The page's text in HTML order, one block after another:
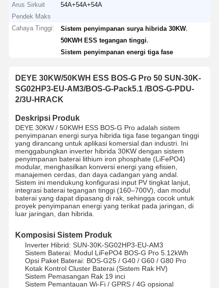
Arus Sirkuit
Pendek Maks
54A+54A+54A
Cahaya Tinggi: Sistem penyimpanan surya hibrida 30KW,
50KWH ESS tegangan tinggi
Sistem penyimpanan energi tiga fase
DEYE 30KW/50KWH ESS BOS-G Pro 50 SUN-30K-
SG02HP3-EU-AM3/BOS-G-Pack5.1 /BOS-G-PDU-
2/3U-HRACK
Deskripsi Produk
DEYE 30KW / 50KWH ESS BOS-G Pro adalah sistem
penyimpanan energi surya hibrida tiga fase tegangan tinggi
yang dirancang untuk aplikasi komersial dan industri. Ini
menggabungkan inverter hibrida 30KW dengan sistem
penyimpanan baterai lithium iron phosphate (LiFePO4)
modular, menghasilkan konversi energi yang efisien,
manajemen cerdas, dan daya cadangan yang andal.
Sistem ini mendukung konfigurasi input PV tingkat lanjut,
integrasi baterai tegangan tinggi (160–700V), dan modul
baterai yang dapat dipasang di rak, sehingga cocok untuk
proyek penyimpanan energi yang terikat pada jaringan, di
luar jaringan, dan hibrida.
Komposisi Sistem Produk
Inverter Hibrid: SUN-30K-SG02HP3-EU-AM3
Sistem Baterai: Modul LiFePO4 BOS-G Pro 5.12kWh
Opsi Paket Baterai: BOS-G25 / G40 / G60 / G80 Pro
Kotak Kontrol Cluster Baterai (Sistem Rak HV)
Sistem Pemasangan Rak 19 inci
Sistem Pemantauan Wi-Fi / GPRS / 4G opsional